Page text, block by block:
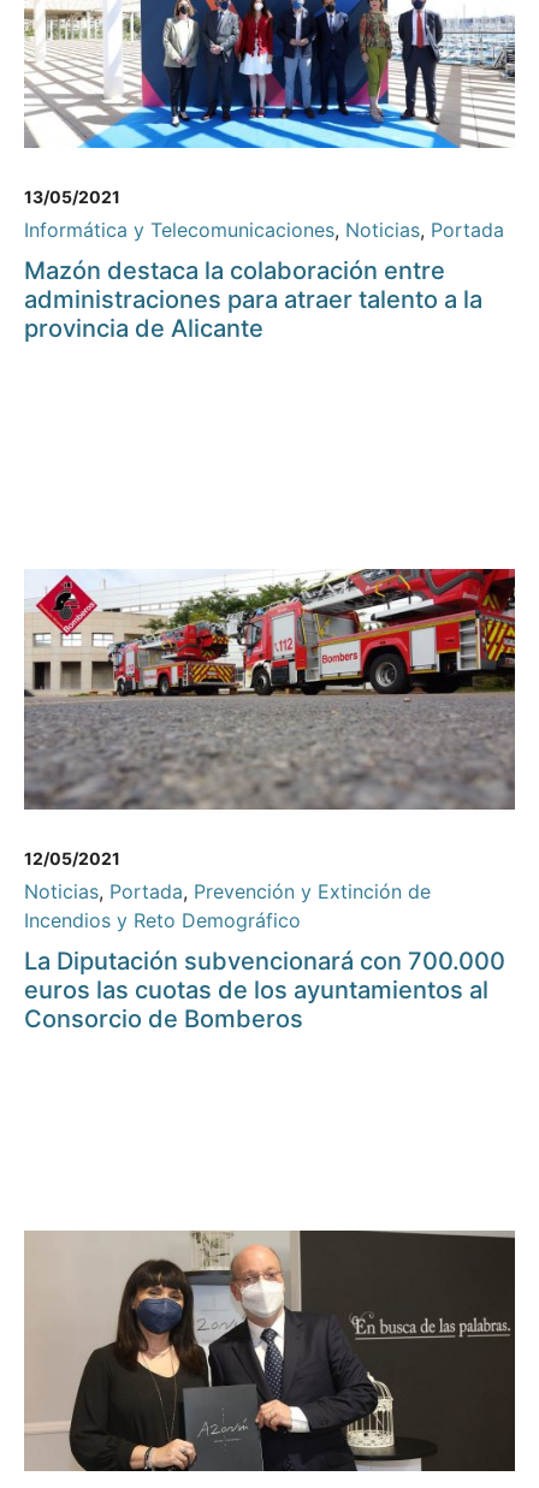
13/05/2021
Informática y Telecomunicaciones, Noticias, Portada
Mazón destaca la colaboración entre
administraciones para atraer talento a la
provincia de Alicante
12/05/2021
Noticias, Portada, Prevención y Extinción de
Incendios y Reto Demográfico
La Diputación subvencionará con 700.000
euros las cuotas de los ayuntamientos al
Consorcio de Bomberos